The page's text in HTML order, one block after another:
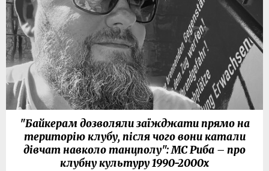
"Байкерам дозволяли заїжджати прямо на
територію клубу, після чого вони катали
дівчат навколо танцполу": МС Риба – про
клубну культуру 1990-2000х